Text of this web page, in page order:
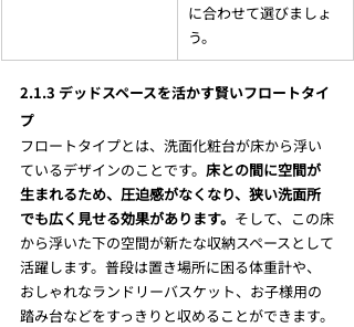
に合わせて選びましょ
う。
2.1.3 デッドスペースを活かす賢いフロートタイ
プ
フロートタイプとは、洗面化粧台が床から浮い
ているデザインのことです。 床との間に空間が
生まれるため、圧迫感がなくなり、狭い洗面所
でも広く見せる効果があります。 そして、この床
から浮いた下の空間が新たな収納スペースとして
活躍します。普段は置き場所に困る体重計や、
おしゃれなランドリーバスケット、お子様用の
踏み台などをすっきりと収めることができます。